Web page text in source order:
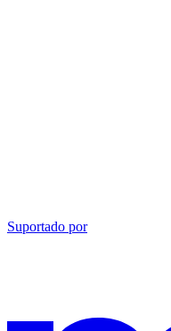
Suportado por